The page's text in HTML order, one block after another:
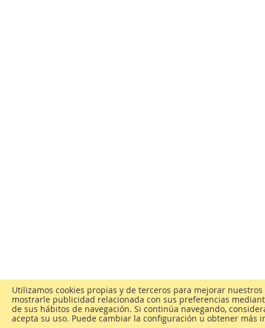
Utilizamos cookies propias y de terceros para mejorar nuestros
mostrarle publicidad relacionada con sus preferencias
de sus hábitos de navegación. Si continúa navegando,
acepta su uso. Puede cambiar la configuración u obtener más